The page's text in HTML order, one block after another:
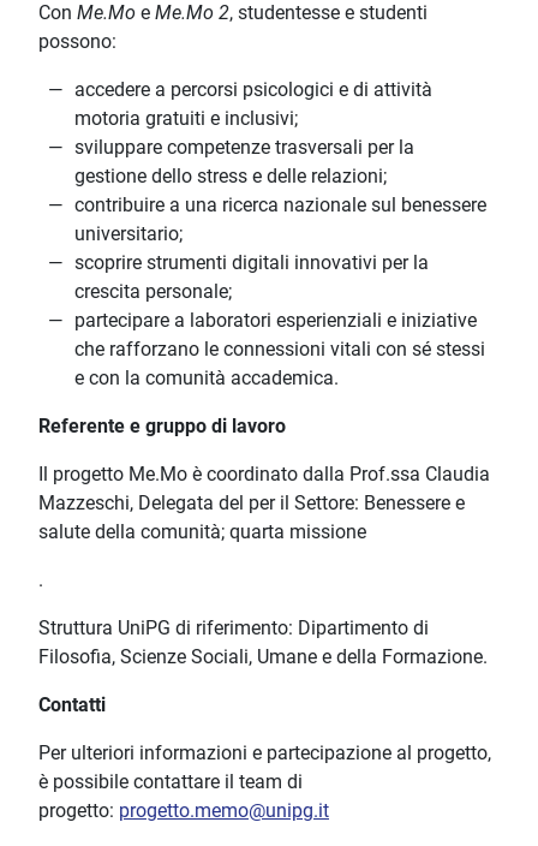
Con Me.Mo e Me.Mo 2, studentesse e studenti
possono:
accedere a percorsi psicologici e di attività
motoria gratuiti e inclusivi;
sviluppare competenze trasversali per la
gestione dello stress e delle relazioni;
contribuire a una ricerca nazionale sul benessere
universitario;
scoprire strumenti digitali innovativi per la
crescita personale;
partecipare a laboratori esperienziali e iniziative
che rafforzano le connessioni vitali con sé stessi
e con la comunità accademica.
Referente e gruppo di lavoro
Il progetto Me.Mo è coordinato dalla Prof.ssa Claudia
Mazzeschi, Delegata del per il Settore: Benessere e
salute della comunità; quarta missione
.
Struttura UniPG di riferimento: Dipartimento di
Filosofia, Scienze Sociali, Umane e della Formazione.
Contatti
Per ulteriori informazioni e partecipazione al progetto,
è possibile contattare il team di
progetto: progetto.memo@unipg.it